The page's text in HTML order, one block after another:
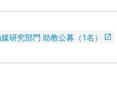
研究部門 助教公募（1名）